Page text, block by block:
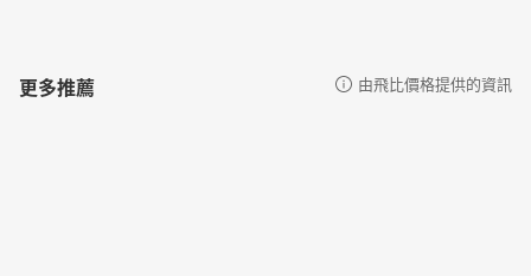
更多推薦 由飛比價格提供的資訊